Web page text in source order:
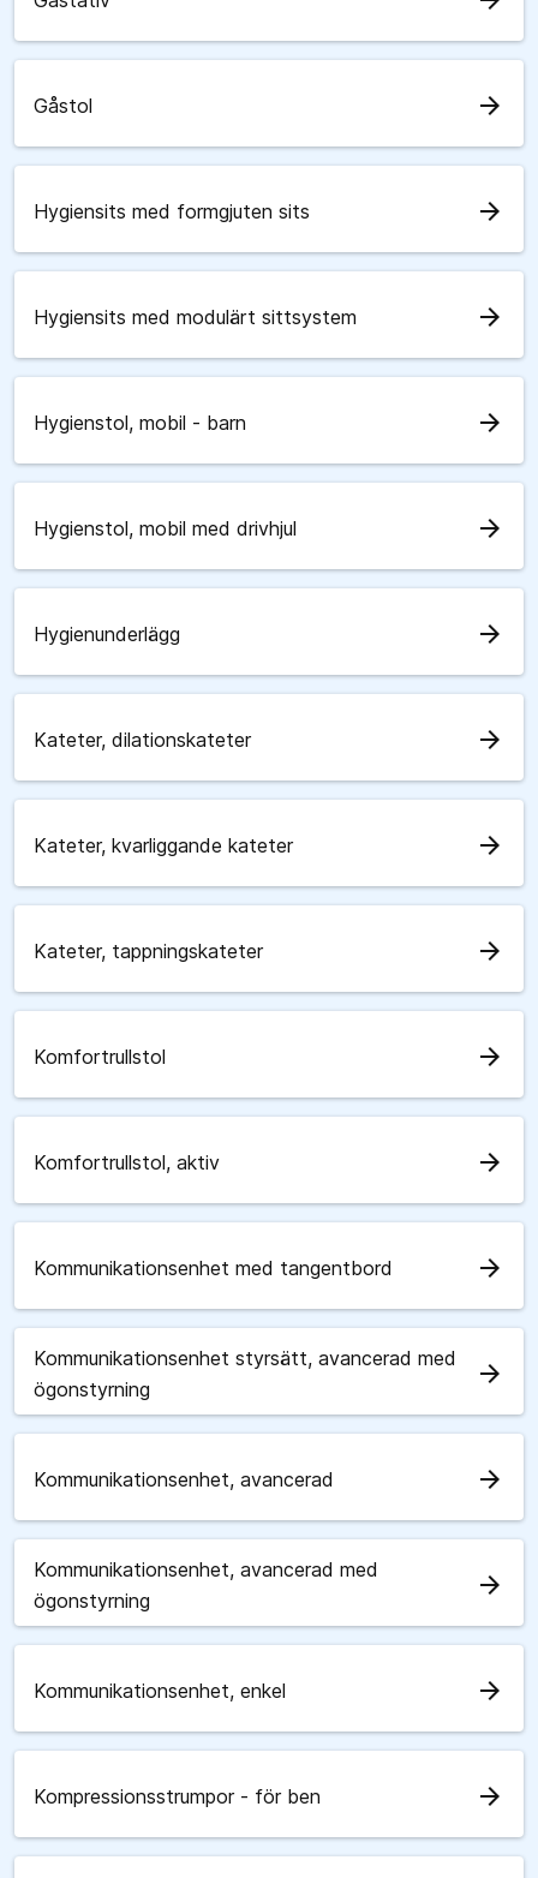
Gåstol arrow_forward
Hygiensits med formgjuten sits arrow_forward
Hygiensits med modulärt sittsystem arrow_forward
Hygienstol, mobil - barn arrow_forward
Hygienstol, mobil med drivhjul arrow_forward
Hygienunderlägg arrow_forward
Kateter, dilationskateter arrow_forward
Kateter, kvarliggande kateter arrow_forward
Kateter, tappningskateter arrow_forward
Komfortrullstol arrow_forward
Komfortrullstol, aktiv arrow_forward
Kommunikationsenhet med tangentbord arrow_forward
Kommunikationsenhet styrsätt, avancerad med
ögonstyrning
arrow_forward
Kommunikationsenhet, avancerad arrow_forward
Kommunikationsenhet, avancerad med
ögonstyrning
arrow_forward
Kommunikationsenhet, enkel arrow_forward
Kompressionsstrumpor - för ben arrow_forward